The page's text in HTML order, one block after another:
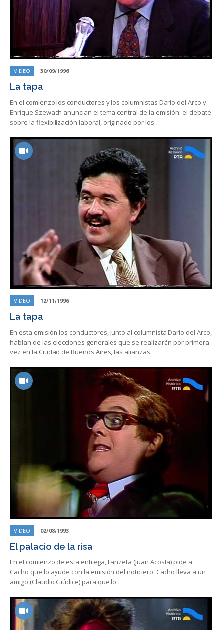
VIDEO 30/09/1996
La tapa
En el comienzo los conductores y los columnistas Darío del Arco y
Enrique Szewach anuncian el tema central de la emisión: el debate
sobre la flexibilización laboral, originado por los…
VIDEO 12/11/1996
La tapa
En esta emisión los conductores, junto al columnista Darío del Arco,
hablan de las elecciones generales que se realizarán por primera
vez en la Ciudad de Buenos Aires, las alianzas…
VIDEO 02/08/1993
El palacio de la risa
En el comienzo de esta entrega, Lanzeta (Juan Acosta) pide a
Cacho que lo ayude con la emisión del noticiero. Cacho lleva a un
amigo (Claudio Giúdice) para que lo…